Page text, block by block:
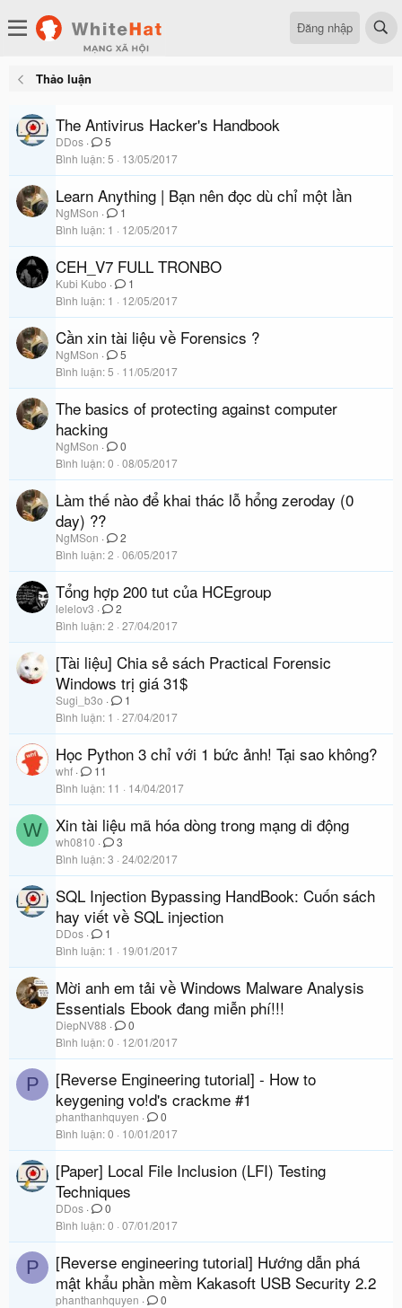
Đăng nhập
Thảo luận
The Antivirus Hacker's Handbook
DDos
5
Bình luận 5 13/05/2017
Learn Anything | Bạn nên đọc dù chỉ một lần
NgMSon
1
Bình luận 1 12/05/2017
CEH_V7 FULL TRONBO
Kubi Kubo
1
Bình luận 1 12/05/2017
Cần xin tài liệu về Forensics ?
NgMSon
5
Bình luận 5 11/05/2017
The basics of protecting against computer
hacking
NgMSon
0
Bình luận 0 08/05/2017
Làm thế nào để khai thác lỗ hổng zeroday (0
day) ??
NgMSon
2
Bình luận 2 06/05/2017
Tổng hợp 200 tut của HCEgroup
lelelov3
2
Bình luận 2 27/04/2017
[Tài liệu] Chia sẻ sách Practical Forensic
Windows trị giá 31$
Sugi_b3o
1
Bình luận 1 27/04/2017
Học Python 3 chỉ với 1 bức ảnh! Tại sao không?
whf
11
Bình luận 11 14/04/2017
W Xin tài liệu mã hóa dòng trong mạng di động
wh0810
3
Bình luận 3 24/02/2017
SQL Injection Bypassing HandBook: Cuốn sách
hay viết về SQL injection
DDos
1
Bình luận 1 19/01/2017
Mời anh em tải về Windows Malware Analysis
Essentials Ebook đang miễn phí!!!
DiepNV88
0
Bình luận 0 12/01/2017
P
[Reverse Engineering tutorial] - How to
keygening vo!d's crackme #1
phanthanhquyen
0
Bình luận 0 10/01/2017
[Paper] Local File Inclusion (LFI) Testing
Techniques
DDos
0
Bình luận 0 07/01/2017
P
[Reverse engineering tutorial] Hướng dẫn phá
mật khẩu phần mềm Kakasoft USB Security 2.2
phanthanhquyen
0